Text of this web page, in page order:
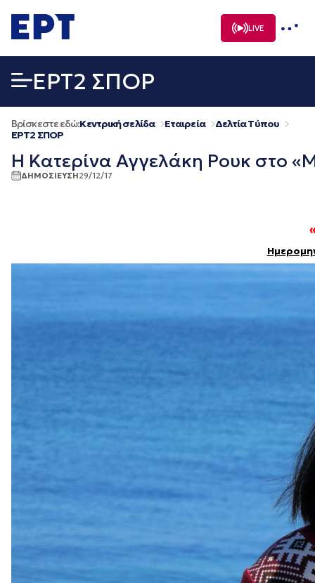
σε
περιεχόμενο
LIVE
EΡΤ2 ΣΠΟΡ
Βρίσκεστε εδώ:Κεντρική σελίδα Εταιρεία
Δελτία Τύπου
EΡΤ2 ΣΠΟΡ
Η Κατερίνα Αγγελάκη Ρουκ στο
ΔΗΜΟΣΙΕΥΣΗ29/12/17